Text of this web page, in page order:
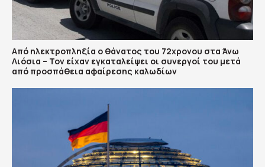
Από ηλεκτροπληξία ο θάνατος του 72χρονου στα Άνω
Λιόσια – Τον είχαν εγκαταλείψει οι συνεργοί του μετά
από προσπάθεια αφαίρεσης καλωδίων